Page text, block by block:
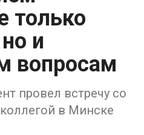
только
и
вопросам
провел встречу со
в Минске